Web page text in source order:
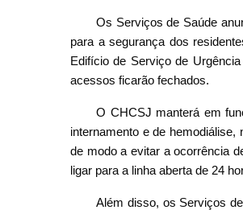
Os Serviços de Saúde
para a segurança dos
Edifício de Serviço de
acessos ficarão fechados.
O CHCSJ manterá em
internamento e de
de modo a evitar a ocorrência
ligar para a linha aberta de 24
Além disso, os Serviços